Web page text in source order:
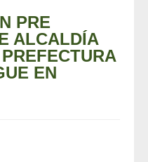
PRE
ALCALDÍA
EN